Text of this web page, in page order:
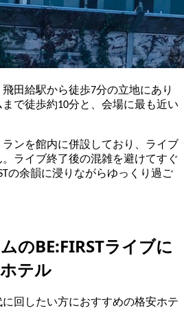
田給駅から徒歩7分の立地にあり
で徒歩約10分と、会場に最も近い
ンを館内に併設しており、ライブ
ライブ終了後の混雑を避けてすぐ
の余韻に浸りながらゆっくり過ご
のBE:FIRSTライブに
テル
回したい方におすすめの格安ホテ